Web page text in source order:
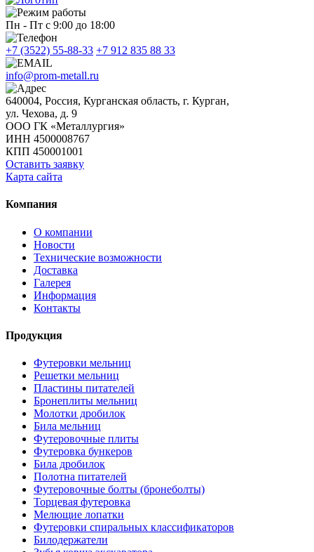
Пн - Пт с 9:00 до 18:00
+7 (3522) 55-88-33 +7 912 835 88 33
info@prom-metall.ru
640004, Россия, Курганская область, г. Курган,
ул. Чехова, д. 9
ООО ГК «Металлургия»
ИНН 4500008767
КПП 450001001
Оставить заявку
Карта сайта
Компания
О компании
Новости
Технические возможности
Доставка
Галерея
Информация
Контакты
Продукция
Футеровки мельниц
Решетки мельниц
Пластины питателей
Бронеплиты мельниц
Молотки дробилок
Била мельниц
Футеровочные плиты
Футеровка бункеров
Била дробилок
Полотна питателей
Футеровочные болты (бронеболты)
Торцевая футеровка
Мелющие лопатки
Футеровки спиральных классификаторов
Билодержатели